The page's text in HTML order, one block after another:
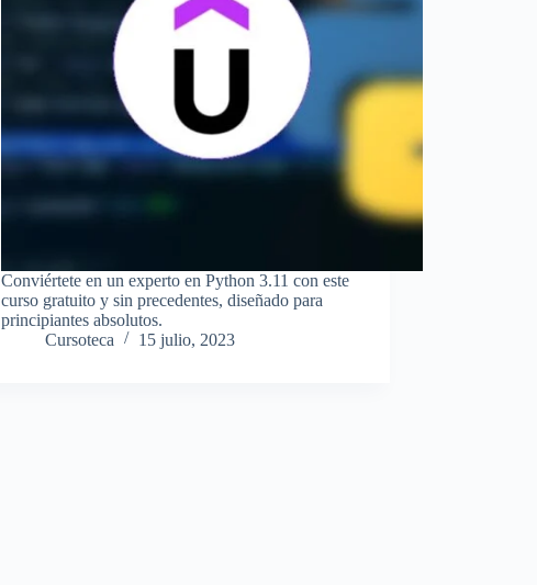
Conviértete en un experto en Python 3.11 con este
curso gratuito y sin precedentes, diseñado para
principiantes absolutos.
Cursoteca
15 julio, 2023